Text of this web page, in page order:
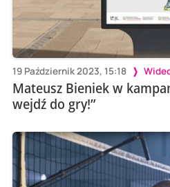
19 Październik 2023, 15:18
Mateusz Bieniek w
wejdź do gry!”